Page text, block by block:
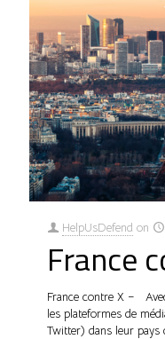
HelpUsDefend on
France
France contre X –
les plateformes de
Twitter) dans leur pays